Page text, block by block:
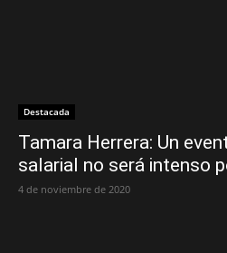
Destacada
Tamara Herrera: Un
salarial no será intenso
4 de noviembre de 2020